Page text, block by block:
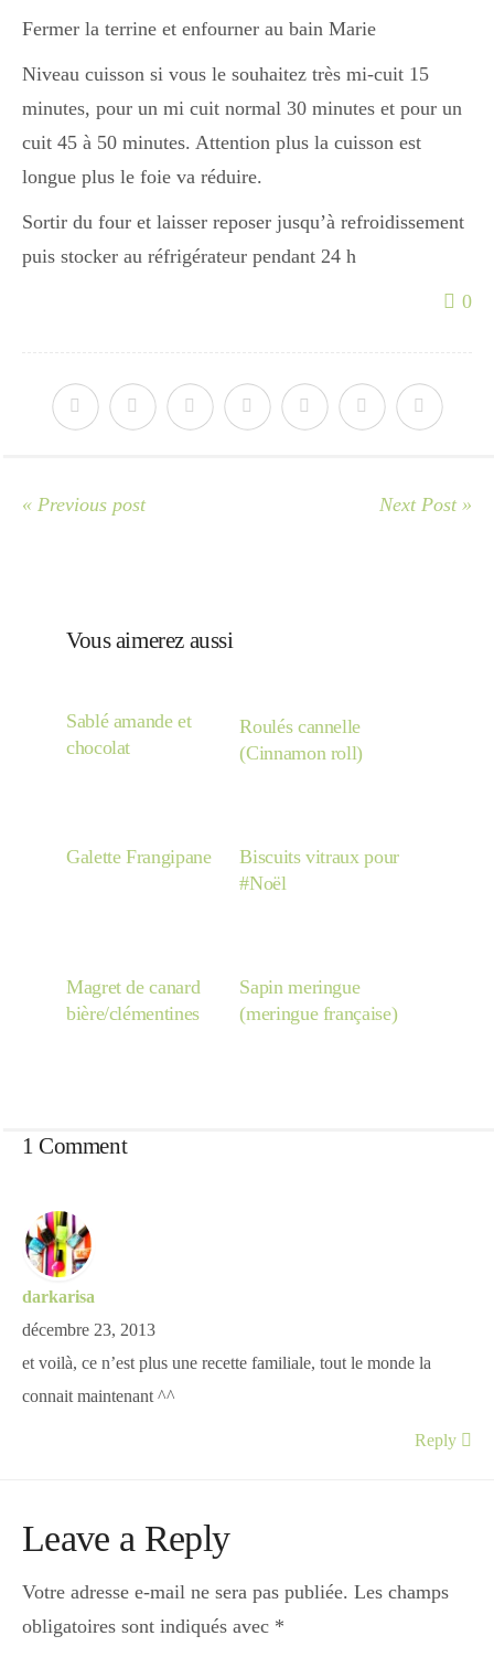
Halloween
Japon
Boulette
Fermer la terrine et enfourner au bain Marie
Niveau cuisson si vous le souhaitez très mi-cuit 15
minutes, pour un mi cuit normal 30 minutes et pour un
cuit 45 à 50 minutes. Attention plus la cuisson est
longue plus le foie va réduire.
Sortir du four et laisser reposer jusqu’à refroidissement
puis stocker au réfrigérateur pendant 24 h
0
« Previous post Next Post »
Vous aimerez aussi
Sablé amande et
chocolat
Roulés cannelle
(Cinnamon roll)
Galette Frangipane
Biscuits vitraux pour
#Noël
Magret de canard
bière/clémentines
Sapin meringue
(meringue française)
1 Comment
darkarisa
décembre 23, 2013
et voilà, ce n’est plus une recette familiale, tout le monde la
connait maintenant ^^
Reply
Leave a Reply
Votre adresse e-mail ne sera pas publiée. Les champs
obligatoires sont indiqués avec *